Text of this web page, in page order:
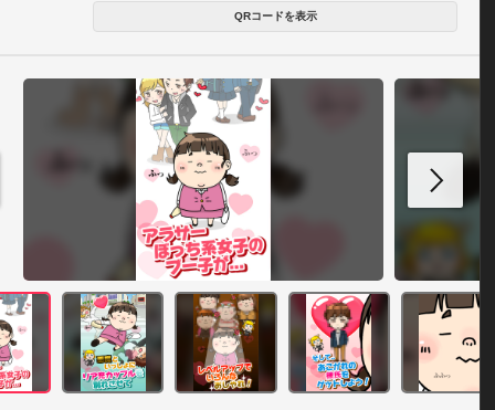
QRコードを表示